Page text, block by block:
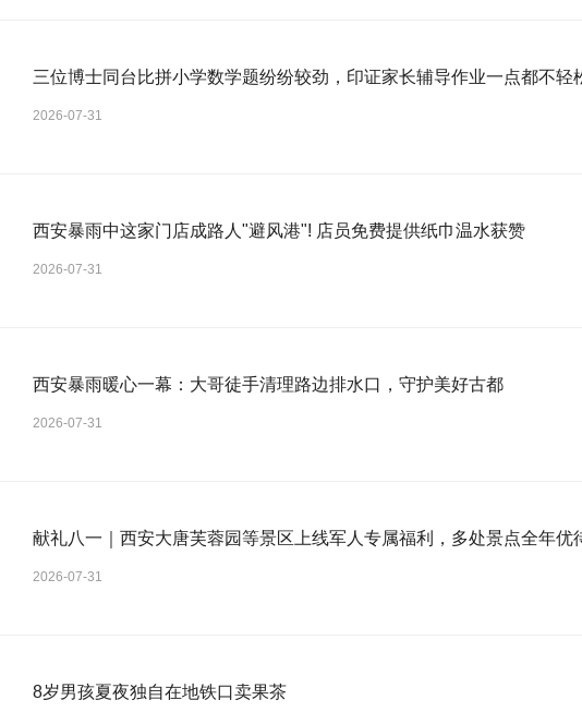
三位博士同台比拼小学数学题纷纷较劲，印证家长辅导作业一点都不轻
2026-07-31
西安暴雨中这家门店成路人"避风港"! 店员免费提供纸巾温水获赞
2026-07-31
西安暴雨暖心一幕：大哥徒手清理路边排水口，守护美好古都
2026-07-31
献礼八一｜西安大唐芙蓉园等景区上线军人专属福利，多处景点全年优
2026-07-31
8岁男孩夏夜独自在地铁口卖果茶